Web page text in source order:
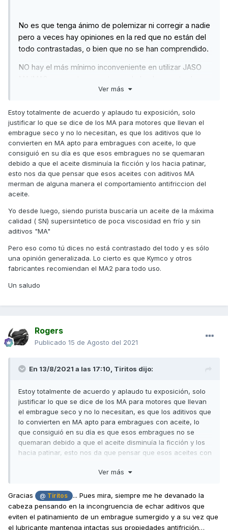
No es que tenga ánimo de polemizar ni corregir a nadie
pero a veces hay opiniones en la red que no están del
todo contrastadas, o bien que no se han comprendido.
NO hay el más mínimo inconveniente en utilizar JASO
Tiritos
Kymco es el que especifica,
pone de fábrica en motores de scooters y el que indica
en los manuales, es más, diría que su marca oficial de
lubricantes (Yamalube) y el mismo que hacen servir en
sus concesionarios no tiene en el mercado ningún
JASO MB.
Depende de como se mire incluso para los que somos
puristas en utilizar un buen aceite motor nos interesa
homologaciones éstos por lo general están por debajo,
o son API SG o SM cuando cualquier
recuerdo comparar las respectivas fichas técnicas
donde se veía como sus características de
resistencia/degradación, punto de congelación e
inflamación son inferiores a los JASO MA/MA2.
Por otra parte al contrario de lo que opina el amigo
en cuanto a lubricantes para moto/scooter y si
accedemos a su buscador web por marca y modelo,
pongamos (XMax, Majesty, Superdink, XCiting, K-XCT,
etc…) nos dará como primeras y mejores opciones a
su gama 7100 Full Synthetic seguida de la 5100 Tecno
Synthese… siendo en ambos casos lubricantes JASO
MA2.
Bajo mi punto de vista y resumiendo los JASO MB no
que estén fabricados específicamente para un motor
de scooter pq no en ningún caso llevan aditivos
del mismo, lo unico que esta especificación nos esta
embrague en seco y a su vez que NO se pueden
utilizar en motos con embrague bañado en aceite.
Ver más
Estoy totalmente de acuerdo y aplaudo tu exposición, solo
justificar lo que se dice de los MA para motores que llevan el
embrague seco y no lo necesitan, es que los aditivos que lo
convierten en MA apto para embragues con aceite, lo que
consiguió en su día es que esos embragues no se quemaran
debido a que el aceite disminuía la ficción y los hacia patinar,
esto nos da que pensar que esos aceites con aditivos MA
merman de alguna manera el comportamiento antifriccion del
aceite.
Yo desde luego, siendo purista buscaría un aceite de la máxima
calidad ( SN) supersintetico de poca viscosidad en frío y sin
aditivos "MA"
Pero eso como tú dices no está contrastado del todo y es sólo
una opinión generalizada. Lo cierto es que Kymco y otros
fabricantes recomiendan el MA2 para todo uso.
Un saludo
Rogers
Publicado 15 de Agosto del 2021
En 13/8/2021 a las 17:10, Tiritos dijo:
Estoy totalmente de acuerdo y aplaudo tu exposición, solo
justificar lo que se dice de los MA para motores que llevan
el embrague seco y no lo necesitan, es que los aditivos que
lo convierten en MA apto para embragues con aceite, lo
que consiguió en su día es que esos embragues no se
quemaran debido a que el aceite disminuía la ficción y los
hacia patinar, esto nos da que pensar que esos aceites con
Yo desde luego, siendo purista buscaría un aceite de la
máxima calidad ( SN) supersintetico de poca viscosidad en
frío y sin aditivos "MA"
Pero eso como tú dices no está contrastado del todo y es
Ver más
Gracias @ Tiritos ... Pues mira, siempre me he devanado la
cabeza pensando en la incongruencia de echar aditivos que
eviten el patinamiento de un embrague sumergido y a su vez que
el lubricante mantenga intactas sus propiedades antifrición…